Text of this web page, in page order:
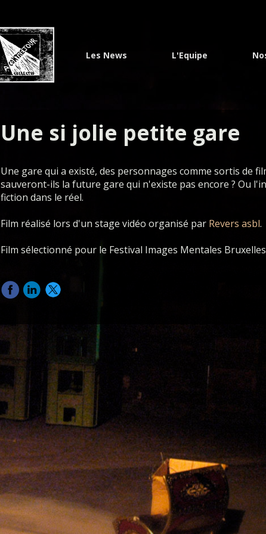
Les News L'Equipe
Une si jolie petite gare
Une gare qui a existé, des personnages comme sortis de
sauveront-ils la future gare qui n'existe pas encore ? Ou
fiction dans le réel.
Film réalisé lors d'un stage vidéo organisé par Revers asbl.
Film sélectionné pour le Festival Images Mentales